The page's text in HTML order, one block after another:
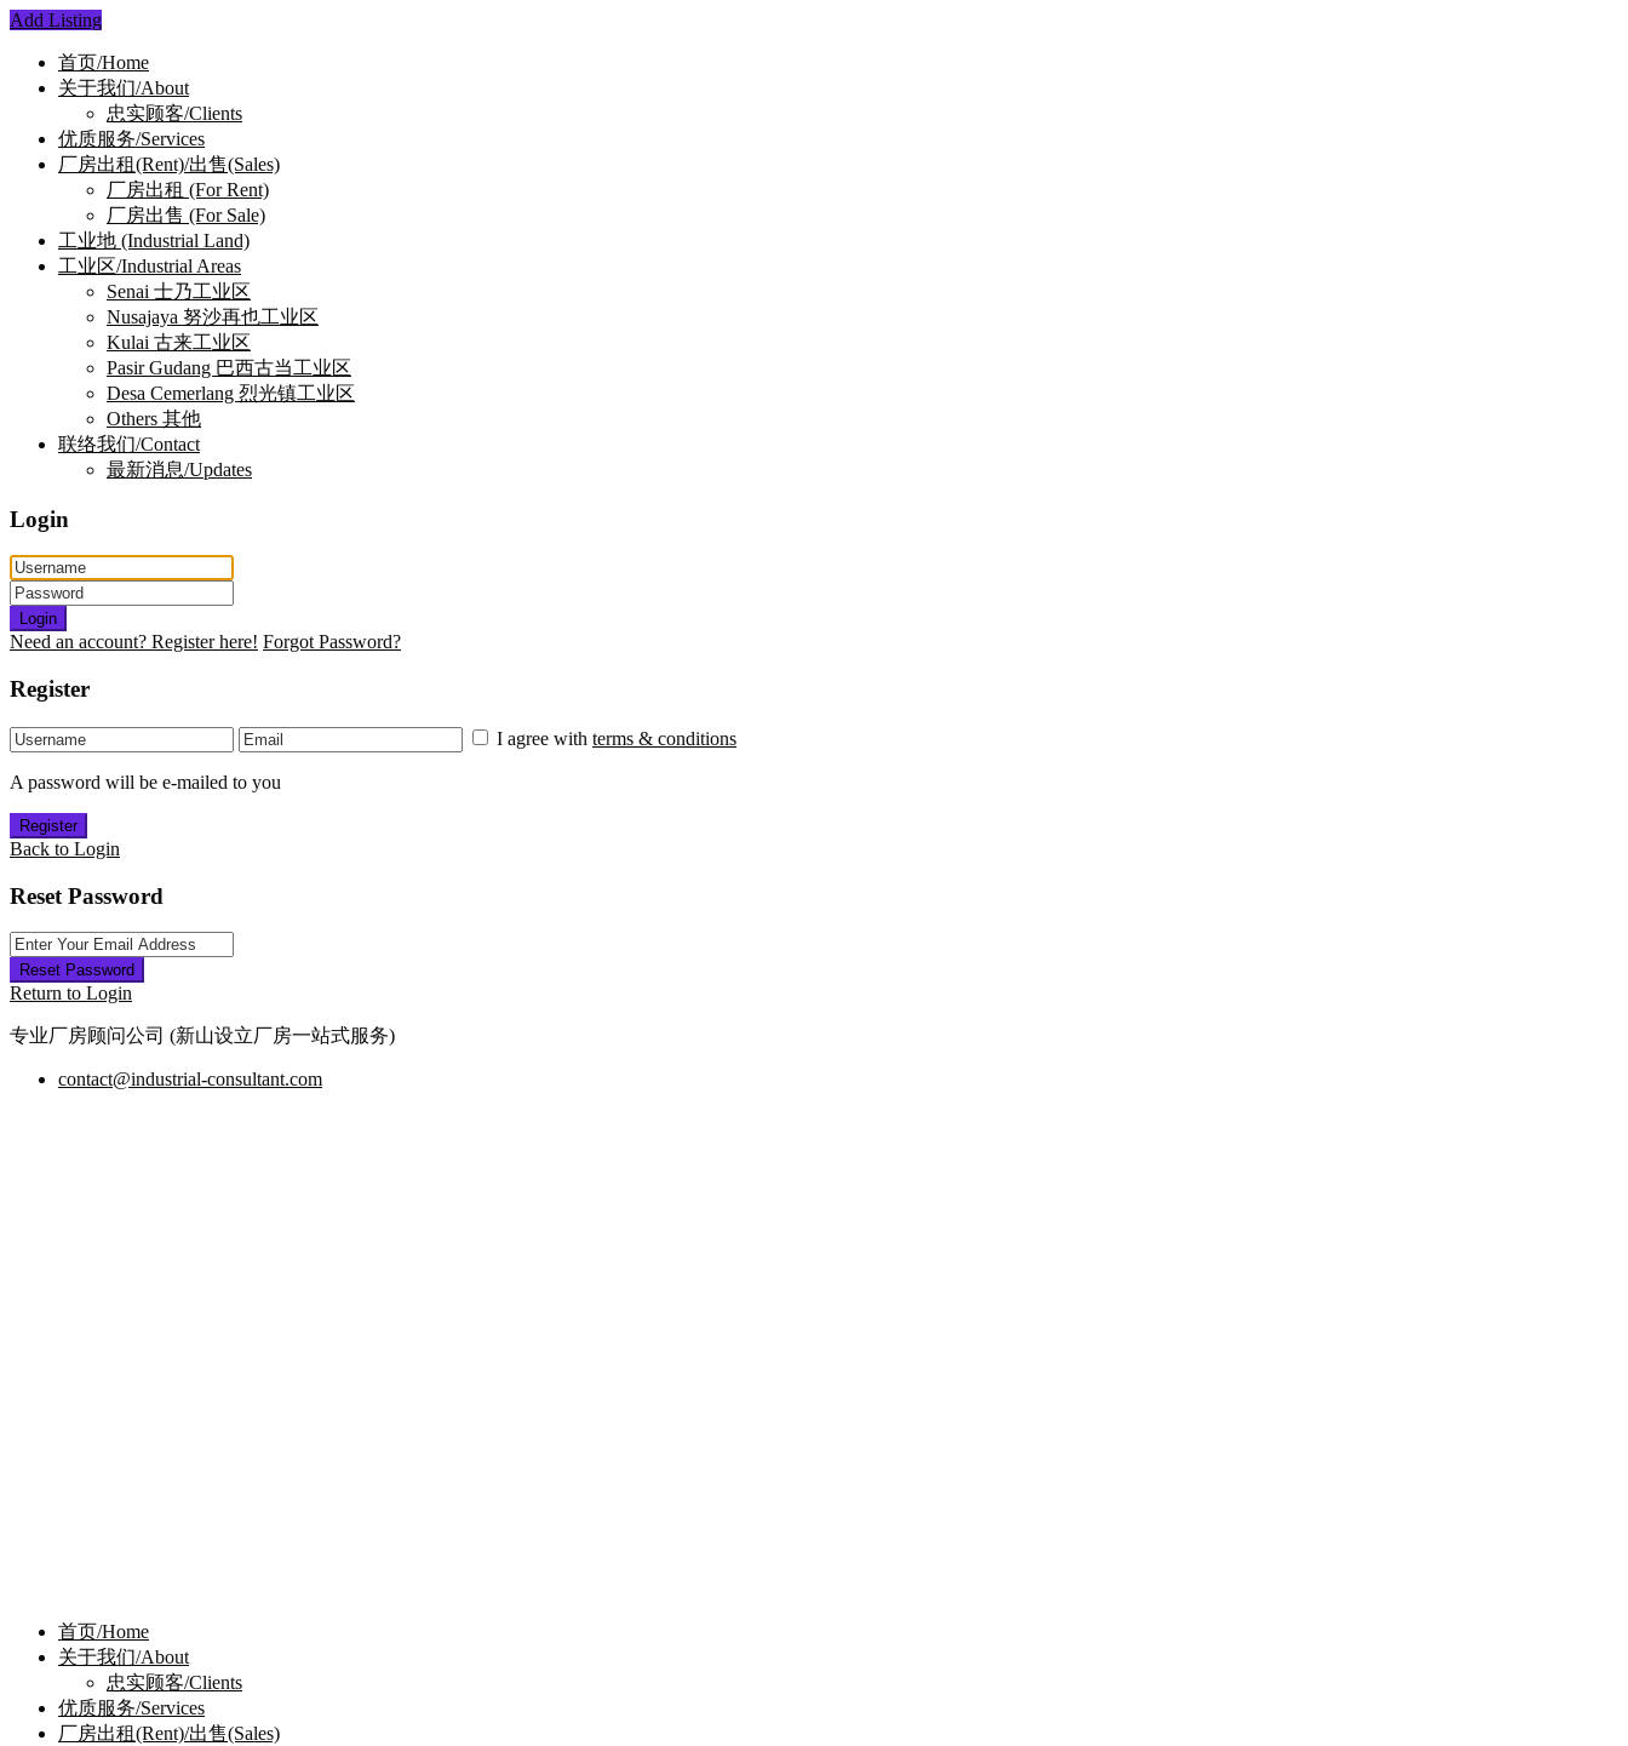
Add Listing
首页/Home
关于我们/About
忠实顾客/Clients
优质服务/Services
厂房出租(Rent)/出售(Sales)
厂房出租 (For Rent)
厂房出售 (For Sale)
工业地 (Industrial Land)
工业区/Industrial Areas
Senai 士乃工业区
Nusajaya 努沙再也工业区
Kulai 古来工业区
Pasir Gudang 巴西古当工业区
Desa Cemerlang 烈光镇工业区
Others 其他
联络我们/Contact
最新消息/Updates
Login
Login
Need an account? Register here! Forgot Password?
Register
I agree with terms & conditions
A password will be e-mailed to you
Register
Back to Login
Reset Password
Reset Password
Return to Login
专业厂房顾问公司 (新山设立厂房一站式服务)
contact@industrial-consultant.com
首页/Home
关于我们/About
忠实顾客/Clients
优质服务/Services
厂房出租(Rent)/出售(Sales)